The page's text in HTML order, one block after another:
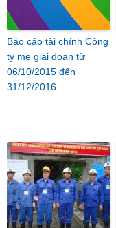
Báo cáo tài chính Công
ty mẹ giai đoạn từ
06/10/2015 đến
31/12/2016